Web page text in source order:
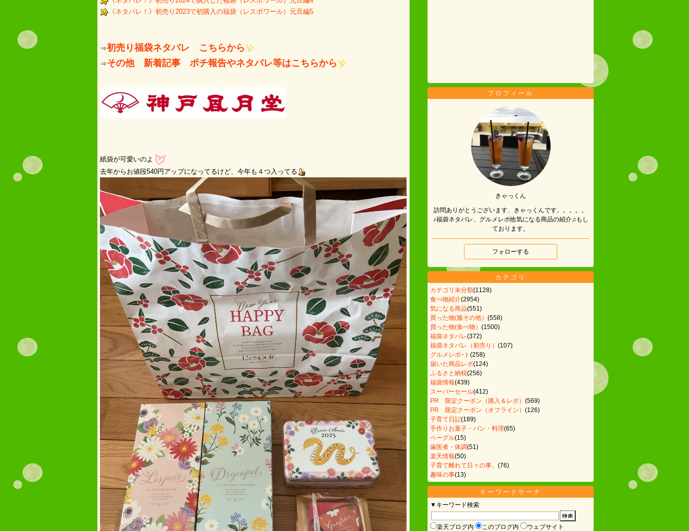
《ネタバレ！》初売り2023で初購入の福袋（レスポワール）元旦編5
​⇒初売り福袋ネタバレ こちらから
⇒その他 新着記事 ポチ報告やネタバレ等はこちらから
紙袋が可愛いのよ
去年からお値段540円アップになってるけど、今年も４つ入ってる
プロフィール
きゃっくん
訪問ありがとうございます、きゃっくんです。。。。。
♪福袋ネタバレ、グルメレポ他気になる商品の紹介♫もし
ております。
フォローする
カテゴリ
カテゴリ未分類(1128)
食べ物紹介(2954)
気になる商品(551)
買った物(服その他） (558)
買った物(食べ物） (1500)
福袋ネタバレ(372)
福袋ネタバレ（初売り） (107)
グルメレポｰト (258)
届いた商品レポ(124)
ふるさと納税(256)
福袋情報(439)
スーパーセール(412)
PR 限定クーポン（購入＆レポ） (569)
PR 限定クーポン（オフライン） (126)
子育て日記(189)
手作りお菓子・パン・料理(65)
ベーグル(15)
歯医者・体調(51)
楽天情報(50)
子育て離れて日々の事。 (76)
趣味の事(13)
キーワードサーチ
▼キーワード検索
楽天ブログ内 このブログ内 ウェブサイト